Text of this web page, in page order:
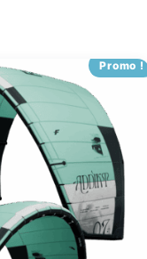
Promo !